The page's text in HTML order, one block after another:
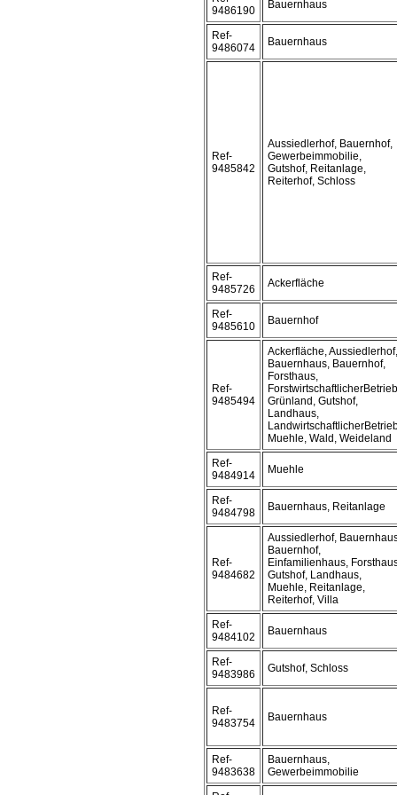
9486190
Bauernhaus
Ref-
9486074
Bauernhaus
Ref-
9485842
Aussiedlerhof, Bauernhof,
Gewerbeimmobilie,
Gutshof, Reitanlage,
Reiterhof, Schloss
Ref-
9485726
Ackerfläche
Ref-
9485610
Bauernhof
Ref-
9485494
Ackerfläche, Aussiedlerhof,
Bauernhaus, Bauernhof,
Forsthaus,
Grünland, Gutshof,
Landhaus,
Muehle, Wald, Weideland
Ref-
9484914
Muehle
Ref-
9484798
Bauernhaus, Reitanlage
Ref-
9484682
Aussiedlerhof,
Bauernhof,
Einfamilienhaus,
Gutshof, Landhaus,
Muehle, Reitanlage,
Reiterhof, Villa
Ref-
9484102
Bauernhaus
Ref-
9483986
Gutshof, Schloss
Ref-
9483754
Bauernhaus
Ref-
9483638
Bauernhaus,
Gewerbeimmobilie